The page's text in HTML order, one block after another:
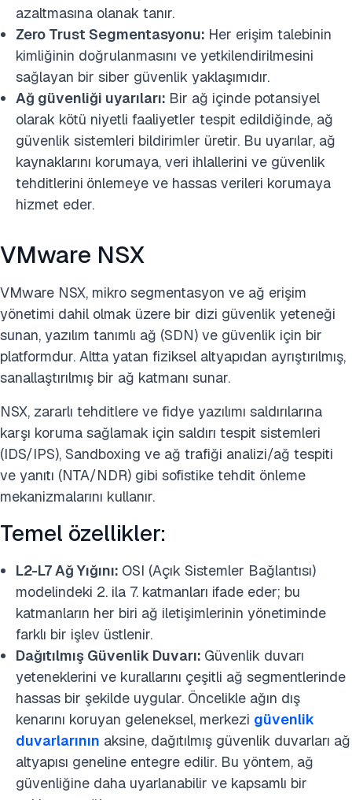
azaltmasına olanak tanır.
Zero Trust Segmentasyonu: Her erişim talebinin
kimliğinin doğrulanmasını ve yetkilendirilmesini
sağlayan bir siber güvenlik yaklaşımıdır.
Ağ güvenliği uyarıları: Bir ağ içinde potansiyel
olarak kötü niyetli faaliyetler tespit edildiğinde, ağ
güvenlik sistemleri bildirimler üretir. Bu uyarılar, ağ
kaynaklarını korumaya, veri ihlallerini ve güvenlik
tehditlerini önlemeye ve hassas verileri korumaya
hizmet eder.
VMware NSX
VMware NSX, mikro segmentasyon ve ağ erişim
yönetimi dahil olmak üzere bir dizi güvenlik yeteneği
sunan, yazılım tanımlı ağ (SDN) ve güvenlik için bir
platformdur. Altta yatan fiziksel altyapıdan ayrıştırılmış,
sanallaştırılmış bir ağ katmanı sunar.
NSX, zararlı tehditlere ve fidye yazılımı saldırılarına
karşı koruma sağlamak için saldırı tespit sistemleri
(IDS/IPS), Sandboxing ve ağ trafiği analizi/ağ tespiti
ve yanıtı (NTA/NDR) gibi sofistike tehdit önleme
mekanizmalarını kullanır.
Temel özellikler:
L2-L7 Ağ Yığını: OSI (Açık Sistemler Bağlantısı)
modelindeki 2. ila 7. katmanları ifade eder; bu
katmanların her biri ağ iletişimlerinin yönetiminde
farklı bir işlev üstlenir.
Dağıtılmış Güvenlik Duvarı: Güvenlik duvarı
yeteneklerini ve kurallarını çeşitli ağ segmentlerinde
hassas bir şekilde uygular. Öncelikle ağın dış
kenarını koruyan geleneksel, merkezi güvenlik
duvarlarının aksine, dağıtılmış güvenlik duvarları ağ
altyapısı geneline entegre edilir. Bu yöntem, ağ
güvenliğine daha uyarlanabilir ve kapsamlı bir